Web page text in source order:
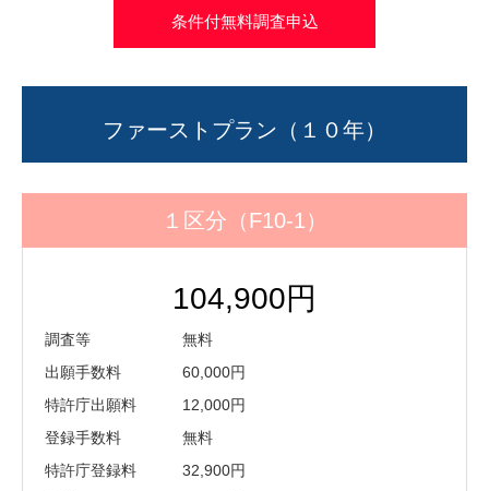
条件付無料調査申込
ファーストプラン（１０年）
１区分（F10-1）
104,900円
調査等 無料
出願手数料 60,000円
特許庁出願料 12,000円
登録手数料 無料
特許庁登録料 32,900円